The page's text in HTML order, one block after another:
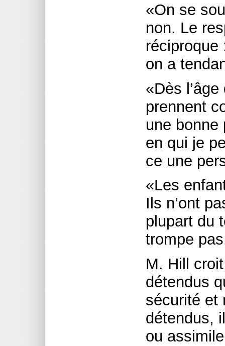
«On se
non. Le
réciproque
on a
«Dès
prennent
une bonne
en qui je
ce une
«Les
Ils n’ont
plupart du
trompe
M. Hill
détendus
sécurité et
détendus,
ou